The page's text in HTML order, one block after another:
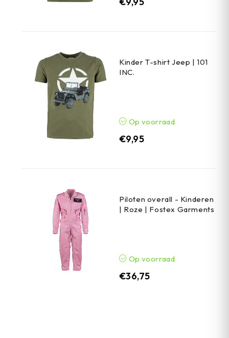
Kinder T-shirt Jeep | 101
INC.
Op voorraad
€9,95
Piloten overall - Kinderen
| Roze | Fostex Garments
Op voorraad
€36,75